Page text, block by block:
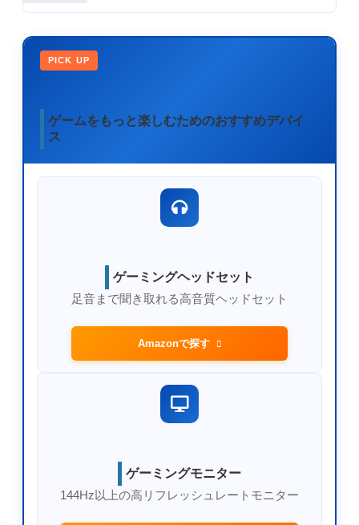
PICK UP
ゲームをもっと楽しむためのおすすめデバイ
ス
ゲーミングヘッドセット
足音まで聞き取れる高音質ヘッドセット
Amazonで探す
ゲーミングモニター
144Hz以上の高リフレッシュレートモニター